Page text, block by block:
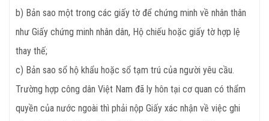
b) Bản sao một trong các giấy tờ để chứng minh về nhân thân
như Giấy chứng minh nhân dân, Hộ chiếu hoặc giấy tờ hợp lệ
thay thế;
c) Bản sao sổ hộ khẩu hoặc sổ tạm trú của người yêu cầu.
Trường hợp công dân Việt Nam đã ly hôn tại cơ quan có thẩm
quyền của nước ngoài thì phải nộp Giấy xác nhận về việc ghi